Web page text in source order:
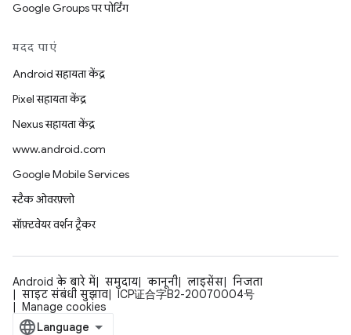
Google Groups पर पोर्टिंग
मदद पाएं
Android सहायता केंद्र
Pixel सहायता केंद्र
Nexus सहायता केंद्र
www.android.com
Google Mobile Services
स्टैक ओवरफ़्लो
सॉफ़्टवेयर वर्शन ट्रैकर
Android के बारे में समुदाय कानूनी लाइसेंस
निजता
साइट संबंधी सुझाव
ICP证合字B2-20070004号
Manage cookies